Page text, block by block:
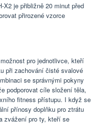
X2 je přibližně 20 minut před
přirozené vzorce
pro jednotlivce, kteří
při zachování čisté svalové
se správnými pokyny
podporovat cíle složení těla,
fitness přístupu. I když se
přínosy doplňku pro ztrátu
zvážení pro ty, kteří se